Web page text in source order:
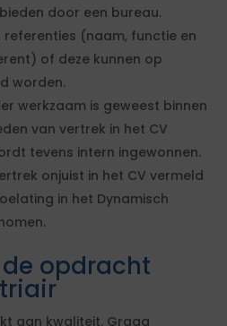
door een bureau.
referenties (naam, functie en
of deze kunnen op
worden.
werkzaam is geweest binnen
van vertrek in het CV
tevens intern ingewonnen.
onjuist in het CV vermeld
in het Dynamisch
opdracht
aan kwaliteit. Graag